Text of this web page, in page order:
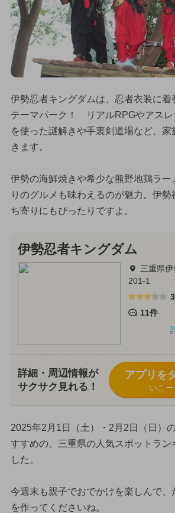
伊勢忍者キングダムは、忍者衣装に着
テーマパーク！ リアルRPGやアスレ
を使った謎解きや手裏剣道場など、
きます。
伊勢の海鮮焼きや希少な熊野地鶏ラー
りのグルメも味わえるのが魅力。伊勢
ち寄りにもぴったりですよ。
伊勢忍者キングダム
三重県
201-1
11件
詳細・周辺情報が
サクサク見れる！
アプリを
いこ
2025年2月1日（土）・2月2日（日）
すすめの、三重県の人気スポットラン
した。
今週末も親子でおでかけを楽しんで、
を作ってくださいね。